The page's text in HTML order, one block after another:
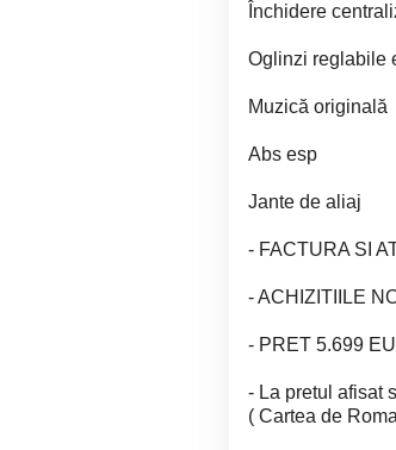
Închidere
Oglinzi reglabile
Muzică originală
Abs esp
Jante de aliaj
- FACTURA SI
- ACHIZITIILE
- PRET 5.699
- La pretul afisat
( Cartea de